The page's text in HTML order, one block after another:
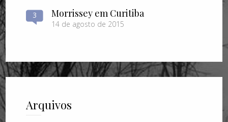
3 Morrissey em Curitiba
14 de agosto de 2015
Arquivos